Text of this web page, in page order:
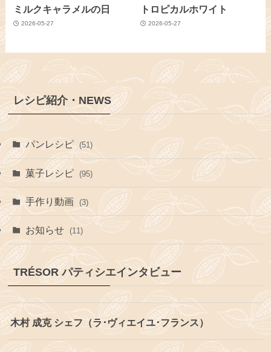
ミルクキャラメルの日
2026-05-27
トロピカルホワイト
2026-05-27
レシピ紹介・NEWS
パンレシピ (51)
菓子レシピ (95)
手作り動画 (3)
お知らせ (11)
TRÉSOR パティシエインタビュー
木村 成克 シェフ（ラ･ヴィエイユ･フランス）